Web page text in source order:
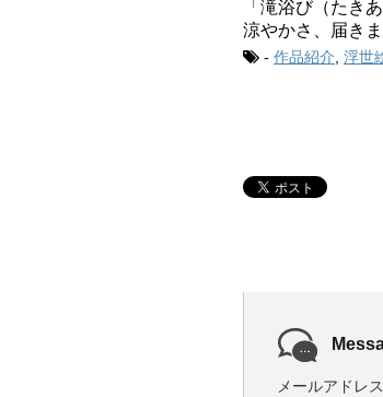
「滝浴び（たき
涼やかさ、届き
- 作品紹介 浮世
メールアドレ